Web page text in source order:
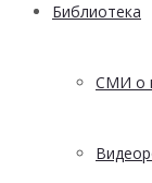
Библиотека
СМИ о